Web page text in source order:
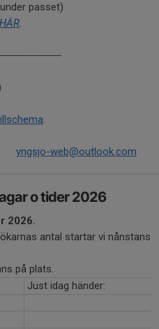
passet)
HÄR.
.
yngsjo-web@outlook.com
o tider 2026
2026.
antal startar vi nånstans
på plats.
Just idag händer: